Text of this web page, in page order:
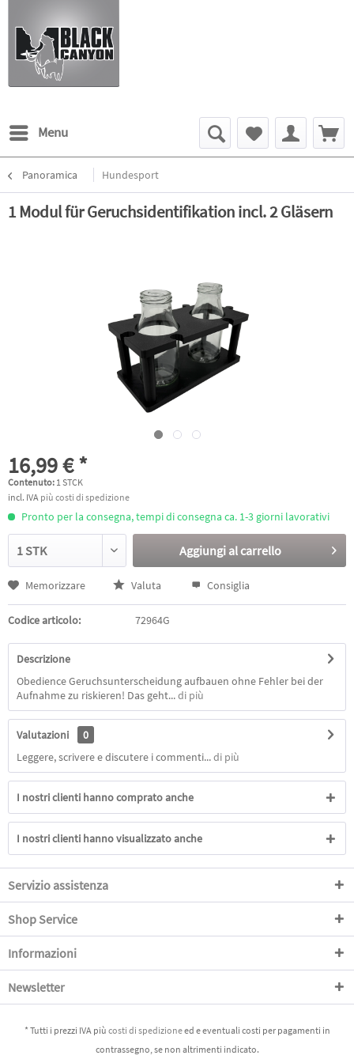
Menu
Panoramica Hundesport
1 Modul für Geruchsidentifikation incl. 2 Gläsern
16,99 € *
Contenuto: 1 STCK
incl. IVA più costi di spedizione
Pronto per la consegna, tempi di consegna ca. 1-3 giorni lavorativi
Aggiungi alcarrello
Memorizzare Valuta Consiglia
Codice articolo: 72964G
Descrizione
Obedience Geruchsunterscheidung aufbauen ohne Fehler bei der
Aufnahme zu riskieren! Das geht...di più
Valutazioni
0
Leggere, scrivere e discutere i commenti...di più
I nostri clienti hanno comprato anche
I nostri clienti hanno visualizzato anche
Servizio assistenza
Shop Service
Informazioni
Newsletter
* Tutti i prezzi IVA più costi di spedizioneed e eventuali costi per pagamenti in
contrassegno, se non altrimenti indicato.